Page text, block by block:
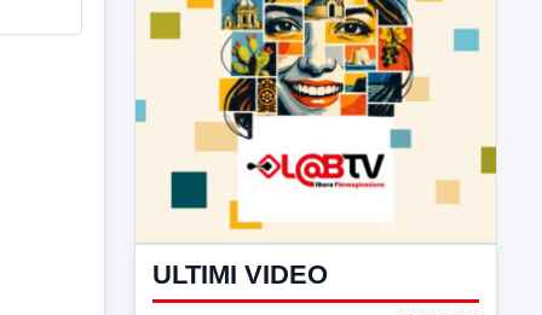
ULTIMI VIDEO